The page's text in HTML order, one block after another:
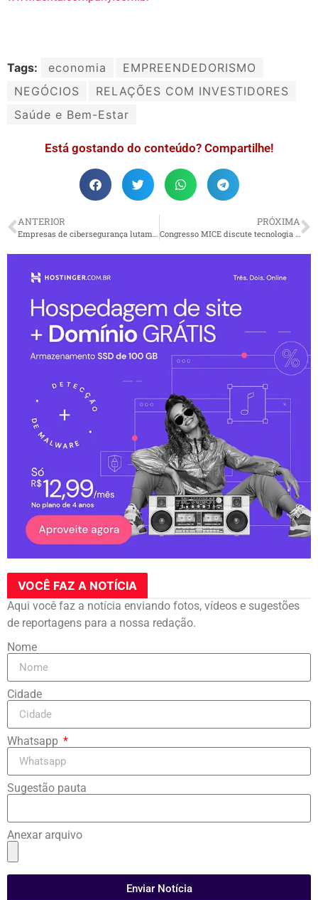
Tags: economia
EMPREENDEDORISMO
NEGÓCIOS
RELAÇÕES COM INVESTIDORES
Saúde e Bem-Estar
Está gostando do conteúdo? Compartilhe!
ANTERIOR
Empresas de cibersegurança lutam contra o cibercrime pelo domínio das IAs
PRÓXIMA
Congresso MICE discute tecnologia e sustentabilidade em eventos corporativos
VOCÊ FAZ A NOTÍCIA
Aqui você faz a notícia enviando fotos, vídeos e sugestões
de reportagens para a nossa redação.
Nome
Cidade
Whatsapp
Sugestão pauta
Anexar arquivo
Enviar Notícia